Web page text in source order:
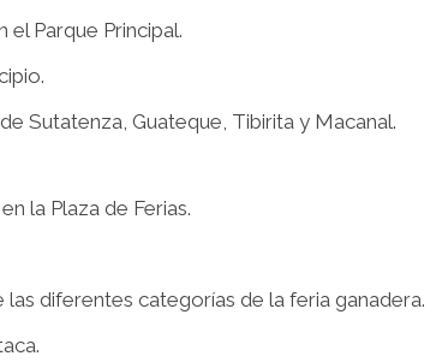
el Parque Principal.
Sutatenza, Guateque, Tibirita y Macanal.
la Plaza de Ferias.
diferentes categorías de la feria ganadera.